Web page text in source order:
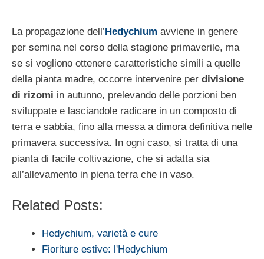
La propagazione dell’Hedychium avviene in genere
per semina nel corso della stagione primaverile, ma
se si vogliono ottenere caratteristiche simili a quelle
della pianta madre, occorre intervenire per divisione
di rizomi in autunno, prelevando delle porzioni ben
sviluppate e lasciandole radicare in un composto di
terra e sabbia, fino alla messa a dimora definitiva nelle
primavera successiva. In ogni caso, si tratta di una
pianta di facile coltivazione, che si adatta sia
all’allevamento in piena terra che in vaso.
Related Posts:
Hedychium, varietà e cure
Fioriture estive: l'Hedychium